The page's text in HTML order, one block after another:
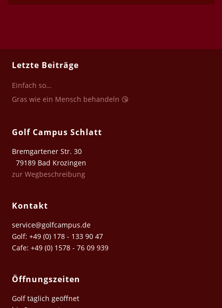
Letzte Beiträge
Einfach so…
Gras wie ein Mensch behandeln 😘
Golf Campus Schlatt
Bremgartener Str. 30
79189 Bad Krozingen
zur Wegbeschreibung
Kontakt
service@golfcampus.de
Golf: +49 (0) 178 - 133 90 47
Cafe: +49 (0) 1578 - 76 09 939
Öffnungszeiten
Golf täglich geöffnet